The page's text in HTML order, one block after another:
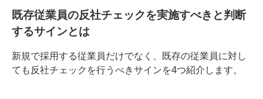
既存従業員の反社チェックを実施すべきと判断
するサインとは
新規で採用する従業員だけでなく、既存の従業員に対し
ても反社チェックを行うべきサインを4つ紹介します。